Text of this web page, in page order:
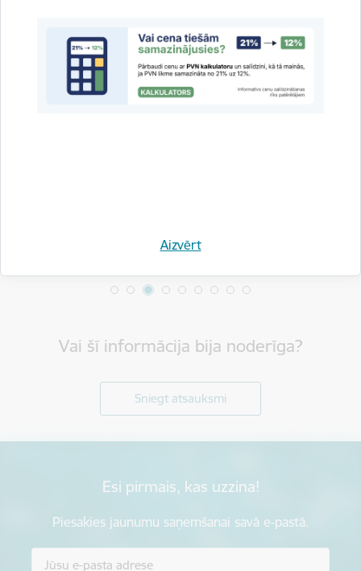
Aizvērt
Drukāt lapu
Dalīties
Vai šī informācija bija noderīga?
Sniegt atsauksmi
Esi pirmais, kas uzzina!
Piesakies jaunumu saņemšanai savā e-pastā.